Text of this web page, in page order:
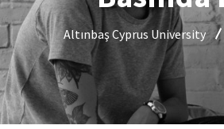
Altınbaş Cyprus University